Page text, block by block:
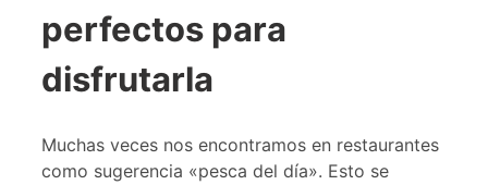
perfectos para
disfrutarla
Muchas veces nos encontramos en restaurantes
como sugerencia «pesca del día». Esto se